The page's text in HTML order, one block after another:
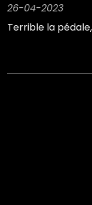
26-04-2023
Terrible la